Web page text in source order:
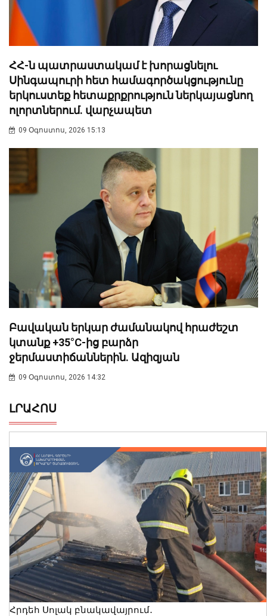
ՀՀ-ն պատրաստակամ է խորացնելու
Սինգապուրի հետ համագործակցությունը
երկուստեք հետաքրքրություն ներկայացնող
ոլորտներում. վարչապետ
09 Օգոստոս, 2026 15:13
Բավական երկար ժամանակով հրաժեշտ
կտանք +35°C-ից բարձր
ջերմաստիճաններին. Ազիզյան
09 Օգոստոս, 2026 14:32
ԼՐԱՀՈՍ
Հրդեհ Սոլակ բնակավայրում․